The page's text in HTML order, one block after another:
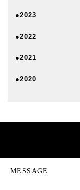
●2023
●2022
●2021
●2020
MESSAGE